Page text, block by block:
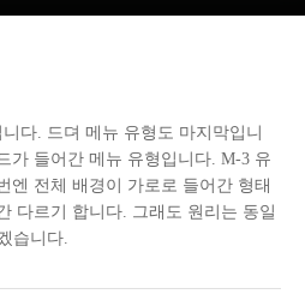
다. 드뎌 메뉴 유형도 마지막입니
가 들어간 메뉴 유형입니다. M-3 유
엔 전체 배경이 가로로 들어간 형태
다르기 합니다. 그래도 원리는 동일
습니다.